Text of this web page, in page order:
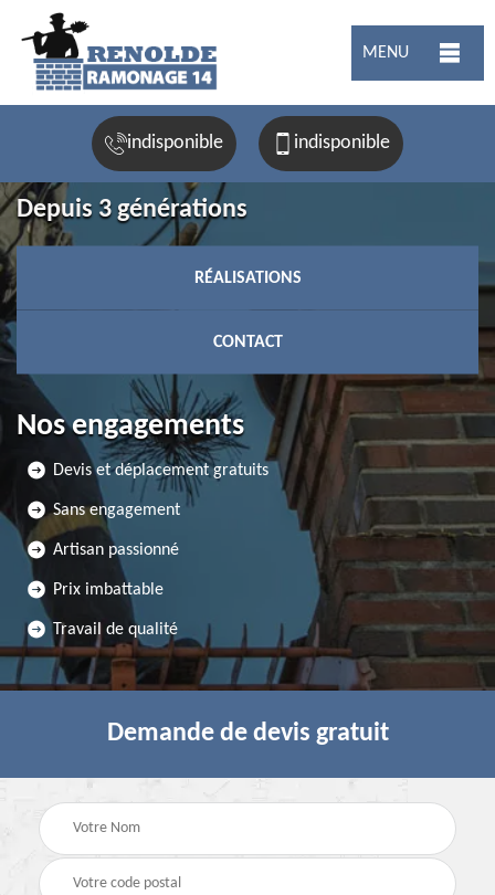
MENU
indisponible indisponible
Depuis 3 générations
RÉALISATIONS
CONTACT
Nos engagements
Devis et déplacement gratuits
Sans engagement
Artisan passionné
Prix imbattable
Travail de qualité
Demande de devis gratuit